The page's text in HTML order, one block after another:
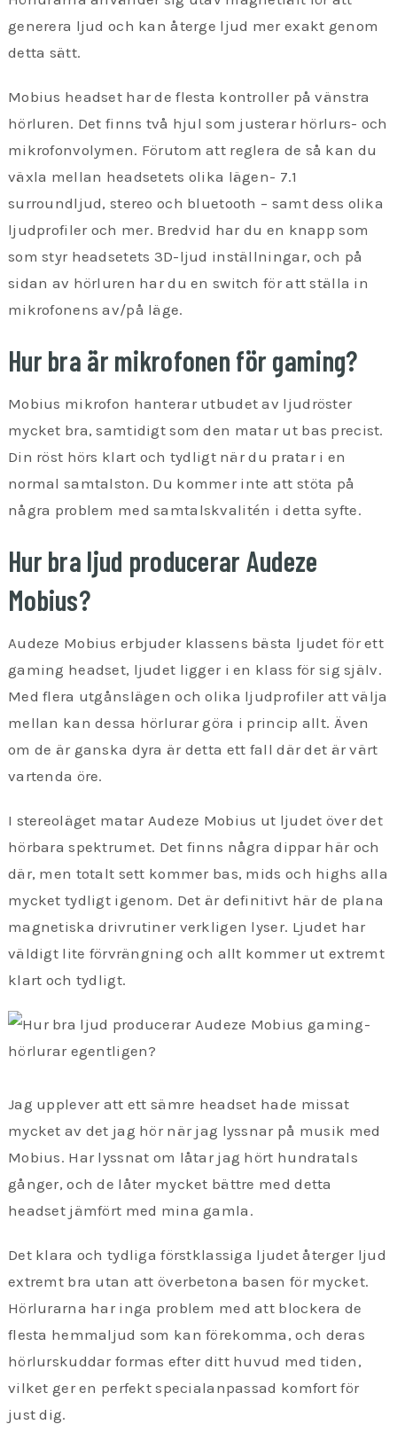
generera ljud och kan återge ljud mer exakt genom
detta sätt.
Mobius headset har de flesta kontroller på vänstra
hörluren. Det finns två hjul som justerar hörlurs- och
mikrofonvolymen. Förutom att reglera de så kan du
växla mellan headsetets olika lägen- 7.1
surroundljud, stereo och bluetooth – samt dess olika
ljudprofiler och mer. Bredvid har du en knapp som
som styr headsetets 3D-ljud inställningar, och på
sidan av hörluren har du en switch för att ställa in
mikrofonens av/på läge.
Hur bra är mikrofonen för gaming?
Mobius mikrofon hanterar utbudet av ljudröster
mycket bra, samtidigt som den matar ut bas precist.
Din röst hörs klart och tydligt när du pratar i en
normal samtalston. Du kommer inte att stöta på
några problem med samtalskvalitén i detta syfte.
Hur bra ljud producerar Audeze
Mobius?
Audeze Mobius erbjuder klassens bästa ljudet för ett
gaming headset, ljudet ligger i en klass för sig själv.
Med flera utgånslägen och olika ljudprofiler att välja
mellan kan dessa hörlurar göra i princip allt. Även
om de är ganska dyra är detta ett fall där det är värt
vartenda öre.
I stereoläget matar Audeze Mobius ut ljudet över det
hörbara spektrumet. Det finns några dippar här och
där, men totalt sett kommer bas, mids och highs alla
mycket tydligt igenom. Det är definitivt här de plana
magnetiska drivrutiner verkligen lyser. Ljudet har
väldigt lite förvrängning och allt kommer ut extremt
klart och tydligt.
Jag upplever att ett sämre headset hade missat
mycket av det jag hör när jag lyssnar på musik med
Mobius. Har lyssnat om låtar jag hört hundratals
gånger, och de låter mycket bättre med detta
headset jämfört med mina gamla.
Det klara och tydliga förstklassiga ljudet återger ljud
extremt bra utan att överbetona basen för mycket.
Hörlurarna har inga problem med att blockera de
flesta hemmaljud som kan förekomma, och deras
hörlurskuddar formas efter ditt huvud med tiden,
vilket ger en perfekt specialanpassad komfort för
just dig.